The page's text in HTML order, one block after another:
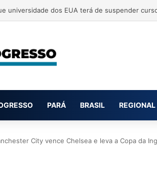
controle no norte de MT causa problemas
PARÁ BRASIL REGIONAL
City vence Chelsea e leva a Copa da